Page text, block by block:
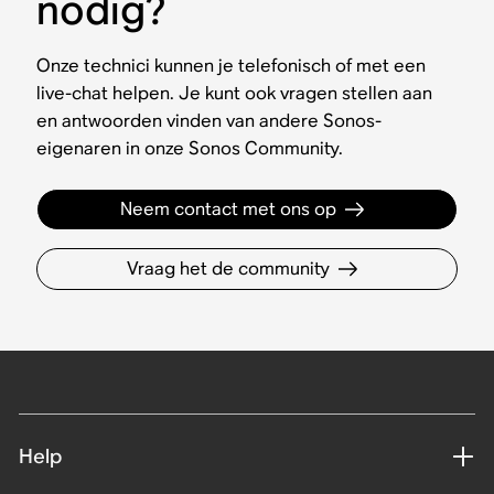
nodig?
Onze technici kunnen je telefonisch of met een
live-chat helpen. Je kunt ook vragen stellen aan
en antwoorden vinden van andere Sonos-
eigenaren in onze Sonos Community.
Neem contact met ons op
Vraag het de community
Help